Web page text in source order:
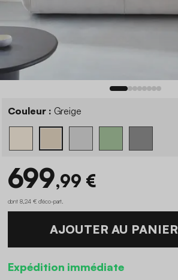
Couleur : Greige
699,99 €
dont 8,24 € d'éco-part
AJOUTER AU PANIER
Expédition immédiate